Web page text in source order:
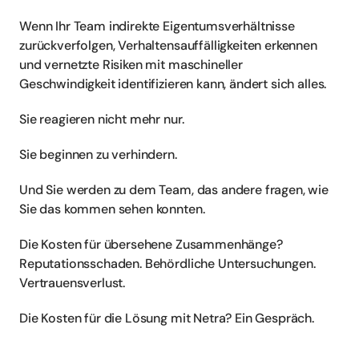
Wenn Ihr Team indirekte Eigentumsverhältnisse
zurückverfolgen, Verhaltensauffälligkeiten erkennen
und vernetzte Risiken mit maschineller
Geschwindigkeit identifizieren kann, ändert sich alles.
Sie reagieren nicht mehr nur.
Sie beginnen zu verhindern.
Und Sie werden zu dem Team, das andere fragen, wie
Sie das kommen sehen konnten.
Die Kosten für übersehene Zusammenhänge?
Reputationsschaden. Behördliche Untersuchungen.
Vertrauensverlust.
Die Kosten für die Lösung mit Netra? Ein Gespräch.